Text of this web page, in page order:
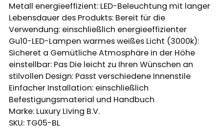
Metall energieeffizient: LED-Beleuchtung mit langer
Lebensdauer des Produkts: Bereit für die
Verwendung: einschließlich energieeffizienter
Gu10-LED-Lampen warmes weißes Licht (3000k):
Sicheret a Gemütliche Atmosphäre in der Höhe
einstellbar: Pas Die leicht zu Ihren Wünschen an
stilvollen Design: Passt verschiedene Innenstile
Einfacher Installation: einschließlich
Befestigungsmaterial und Handbuch
Marke: Luxury Living B.V.
SKU: TG05-BL